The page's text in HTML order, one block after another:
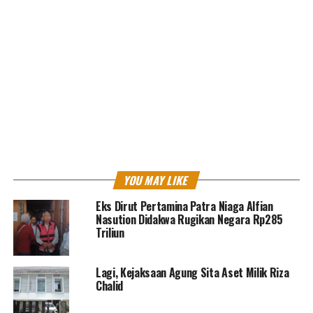
YOU MAY LIKE
Eks Dirut Pertamina Patra Niaga Alfian
Nasution Didakwa Rugikan Negara Rp285
Triliun
Lagi, Kejaksaan Agung Sita Aset Milik Riza
Chalid